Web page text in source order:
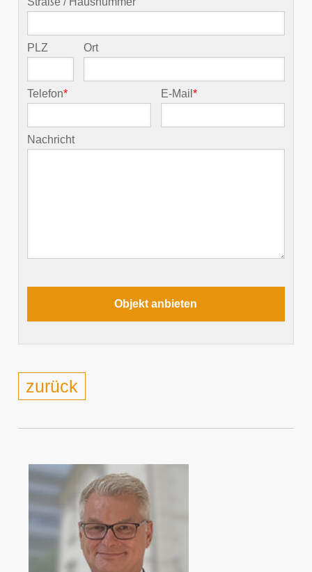
PLZ Ort
Telefon* E-Mail*
Nachricht
zurück